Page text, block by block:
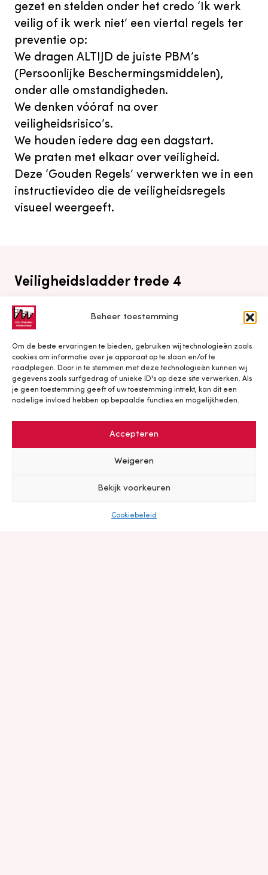
Beheer toestemming
Om de beste ervaringen te bieden, gebruiken wij technologieën zoals
cookies om informatie over je apparaat op te slaan en/of te
raadplegen. Door in te stemmen met deze technologieën kunnen wij
gegevens zoals surfgedrag of unieke ID's op deze site verwerken. Als
je geen toestemming geeft of uw toestemming intrekt, kan dit een
nadelige invloed hebben op bepaalde functies en mogelijkheden.
Accepteren
Weigeren
Bekijk voorkeuren
Cookiebeleid
gezet en stelden onder het credo ‘Ik werk
veilig of ik werk niet’ een viertal regels ter
preventie op:
We dragen ALTIJD de juiste PBM’s
(Persoonlijke Beschermingsmiddelen),
onder alle omstandigheden.
We denken vóóraf na over
veiligheidsrisico’s.
We houden iedere dag een dagstart.
We praten met elkaar over veiligheid.
Deze ‘Gouden Regels’ verwerkten we in een
instructievideo die de veiligheidsregels
visueel weergeeft.
Veiligheidsladder trede 4
Ondanks al deze inspanningen om de veiligheid
te voorkomen. Voor het geval er toch een
onveilige situatie ontstaat hebben we duidelijke
afspraken gemaakt en deze vastgelegd in een
Incidenten- en Calamiteitenplan. Hierin staat
welke acties er van welke betrokkenen wordt
verwacht. Zo worden alle belanghebbenden snel